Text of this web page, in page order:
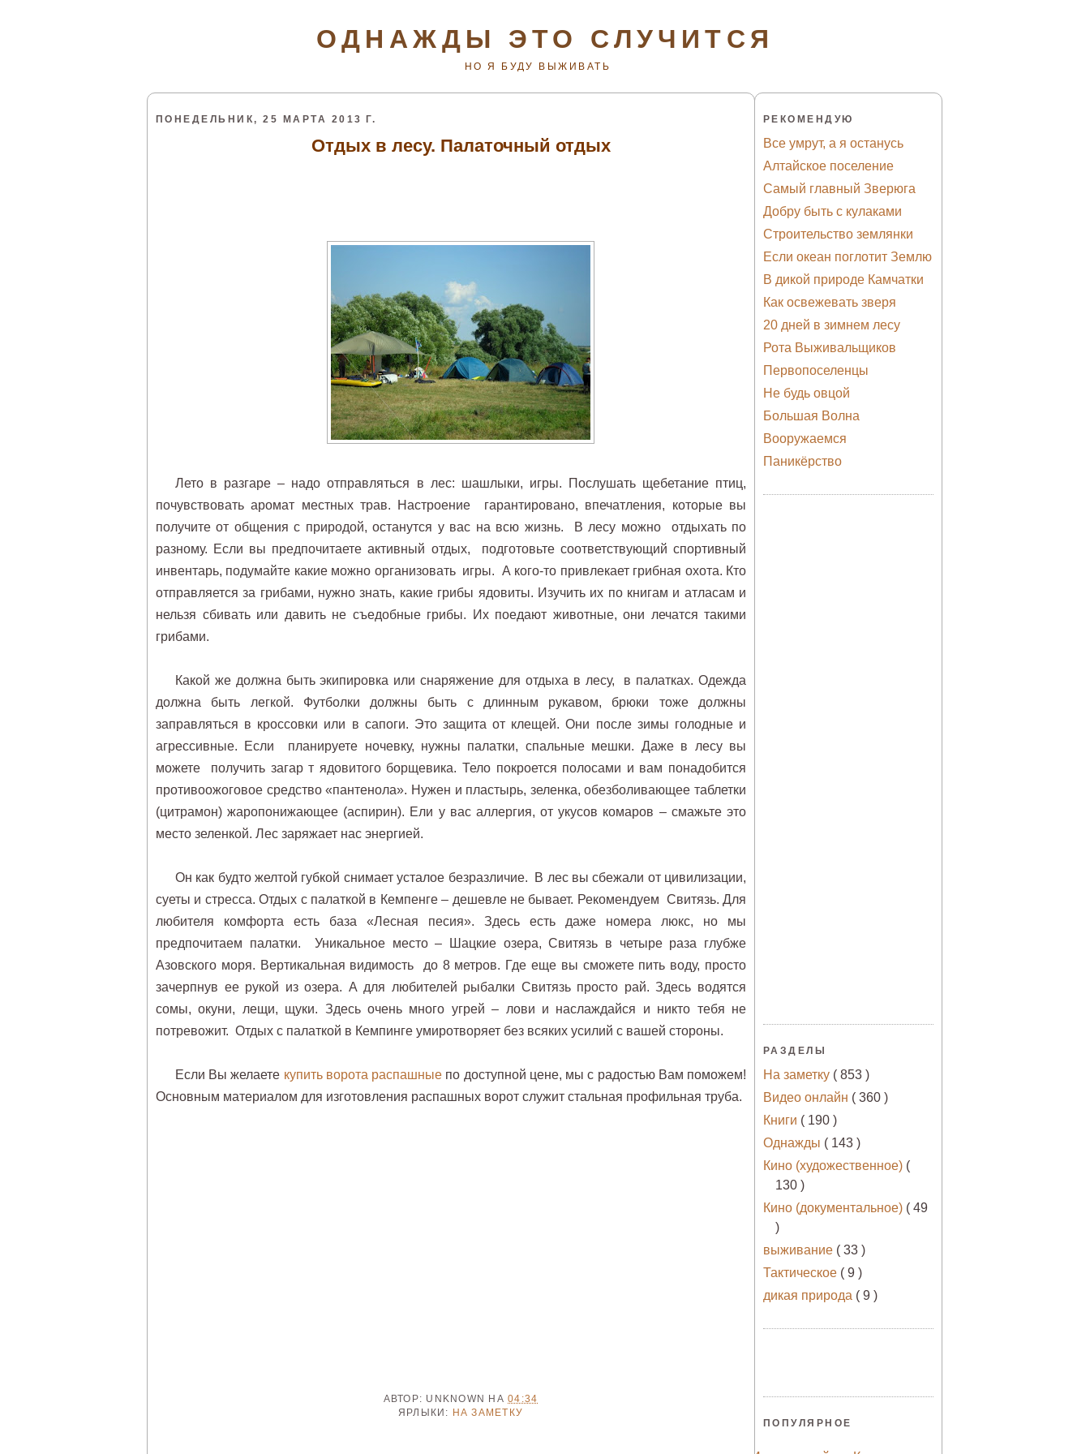
ОДНАЖДЫ ЭТО СЛУЧИТСЯ
НО Я БУДУ ВЫЖИВАТЬ
ПОНЕДЕЛЬНИК, 25 МАРТА 2013 Г.
Отдых в лесу. Палаточный отдых
Лето в разгаре – надо отправляться в лес: шашлыки, игры. Послушать щебетание птиц,
почувствовать аромат местных трав. Настроение гарантировано, впечатления, которые вы
получите от общения с природой, останутся у вас на всю жизнь. В лесу можно отдыхать по
разному. Если вы предпочитаете активный отдых, подготовьте соответствующий спортивный
инвентарь, подумайте какие можно организовать игры. А кого-то привлекает грибная охота. Кто
отправляется за грибами, нужно знать, какие грибы ядовиты. Изучить их по книгам и атласам и
нельзя сбивать или давить не съедобные грибы. Их поедают животные, они лечатся такими
грибами.
Какой же должна быть экипировка или снаряжение для отдыха в лесу, в палатках. Одежда
должна быть легкой. Футболки должны быть с длинным рукавом, брюки тоже должны
заправляться в кроссовки или в сапоги. Это защита от клещей. Они после зимы голодные и
агрессивные. Если планируете ночевку, нужны палатки, спальные мешки. Даже в лесу вы
можете получить загар т ядовитого борщевика. Тело покроется полосами и вам понадобится
противоожоговое средство «пантенола». Нужен и пластырь, зеленка, обезболивающее таблетки
(цитрамон) жаропонижающее (аспирин). Ели у вас аллергия, от укусов комаров – смажьте это
место зеленкой. Лес заряжает нас энергией.
Он как будто желтой губкой снимает усталое безразличие. В лес вы сбежали от цивилизации,
суеты и стресса. Отдых с палаткой в Кемпенге – дешевле не бывает. Рекомендуем Свитязь. Для
любителя комфорта есть база «Лесная песия». Здесь есть даже номера люкс, но мы
предпочитаем палатки. Уникальное место – Шацкие озера, Свитязь в четыре раза глубже
Азовского моря. Вертикальная видимость до 8 метров. Где еще вы сможете пить воду, просто
зачерпнув ее рукой из озера. А для любителей рыбалки Свитязь просто рай. Здесь водятся
сомы, окуни, лещи, щуки. Здесь очень много угрей – лови и наслаждайся и никто тебя не
потревожит. Отдых с палаткой в Кемпинге умиротворяет без всяких усилий с вашей стороны.
Если Вы желаете купить ворота распашные по доступной цене, мы с радостью Вам поможем!
Основным материалом для изготовления распашных ворот служит стальная профильная труба.
АВТОР: UNKNOWN НА04:34
ЯРЛЫКИ: НА ЗАМЕТКУ
РЕКОМЕНДУЮ
Все умрут, а я останусь
Алтайское поселение
Самый главный Зверюга
Добру быть с кулаками
Строительство землянки
Если океан поглотит Землю
В дикой природе Камчатки
Как освежевать зверя
20 дней в зимнем лесу
Рота Выживальщиков
Первопоселенцы
Не будь овцой
Большая Волна
Вооружаемся
Паникёрство
РАЗДЕЛЫ
На заметку ( 853 )
Видео онлайн ( 360 )
Книги ( 190 )
Однажды ( 143 )
Кино (художественное) (
130 )
Кино (документальное) ( 49
)
выживание ( 33 )
Тактическое ( 9 )
дикая природа ( 9 )
ПОПУЛЯРНОЕ